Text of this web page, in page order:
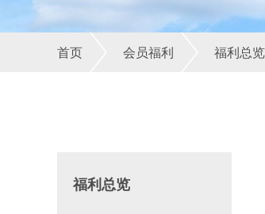
首页 会员福利 福利总览
福利总览